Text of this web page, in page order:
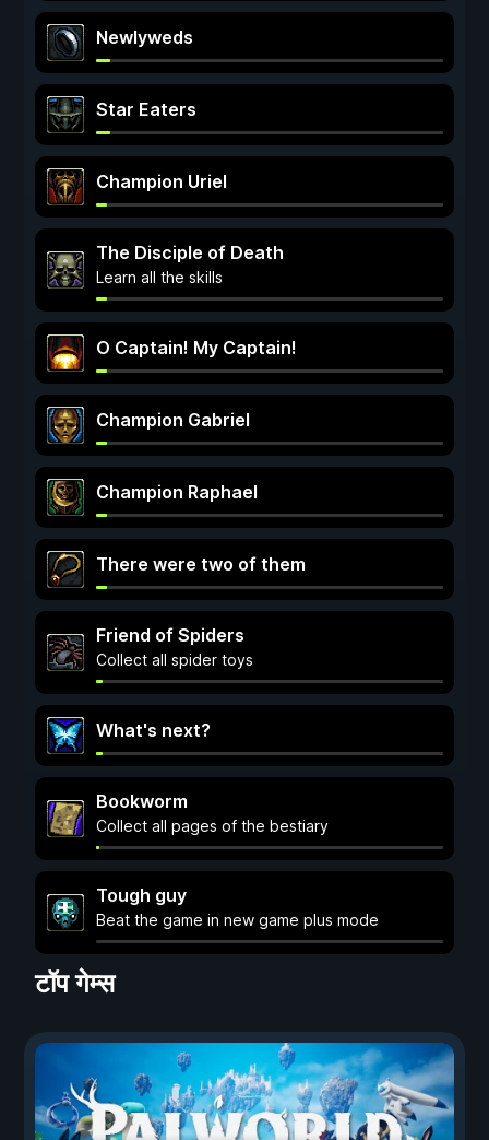
Newlyweds
Star Eaters
Champion Uriel
The Disciple of Death
Learn all the skills
O Captain! My Captain!
Champion Gabriel
Champion Raphael
There were two of them
Friend of Spiders
Collect all spider toys
What's next?
Bookworm
Collect all pages of the bestiary
Tough guy
Beat the game in new game plus mode
टॉप गेम्स